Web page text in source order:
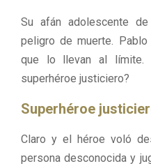
Su afán adolescente
peligro de muerte.
que lo llevan al límite.
superhéroe justiciero?
Superhéroe
Claro y el héroe voló
persona desconocida y